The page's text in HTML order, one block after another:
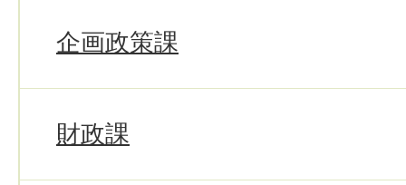
企画政策課
財政課